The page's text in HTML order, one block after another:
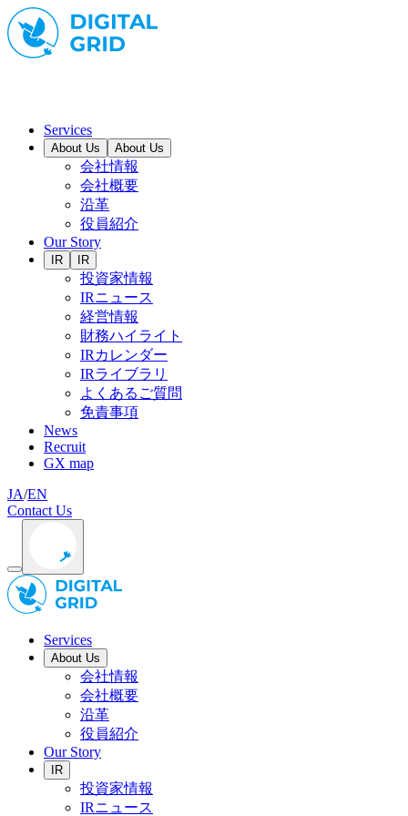
Services
About Us About Us
会社情報
会社概要
沿革
役員紹介
Our Story
IR IR
投資家情報
IRニュース
経営情報
財務ハイライト
IRカレンダー
IRライブラリ
よくあるご質問
免責事項
News
Recruit
GX map
JA/EN
Contact Us
Services
About Us
会社情報
会社概要
沿革
役員紹介
Our Story
IR
投資家情報
IRニュース